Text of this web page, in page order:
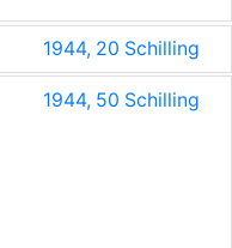
1944, 20 Schilling
1944, 50 Schilling